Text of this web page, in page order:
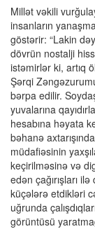
Millət vəkili
insanların
göstərir: “Lakin
dövrün nostalji
istəmirlər ki, artıq
Şərqi
bərpa edilir.
yuvalarına
hesabına həyata
bəhanə
müdafiəsinin
keçirilməsinə və
edən çağırışları
küçələrə etdikləri
uğrunda
görüntüsü